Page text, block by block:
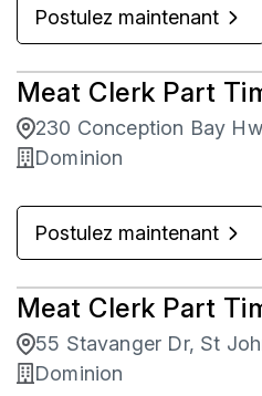
Postulez maintenant
Meat Clerk Part
230 Conception Bay
Dominion
Postulez maintenant
Meat Clerk Part
55 Stavanger Dr, St
Dominion